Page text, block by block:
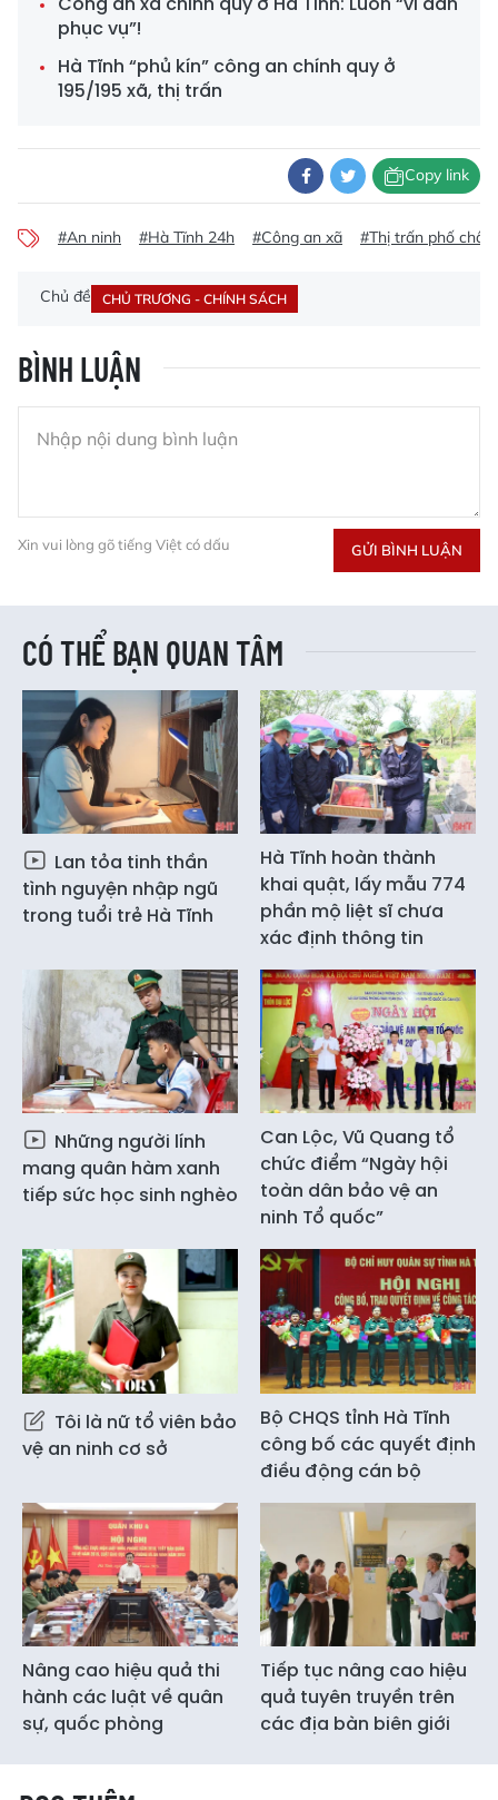
phục vụ”!
Hà Tĩnh “phủ kín” công an chính quy ở
195/195 xã, thị trấn
Copy link
#An ninh #Hà Tĩnh 24h #Công an xã #Thị trấn phố châu
Chủ đề CHỦ TRƯƠNG - CHÍNH SÁCH
BÌNH LUẬN
Xin vui lòng gõ tiếng Việt có dấu GỬI BÌNH LUẬN
CÓ THỂ BẠN QUAN TÂM
Lan tỏa tinh thần
tình nguyện nhập ngũ
trong tuổi trẻ Hà Tĩnh
Hà Tĩnh hoàn thành
khai quật, lấy mẫu 774
phần mộ liệt sĩ chưa
xác định thông tin
Những người lính
mang quân hàm xanh
tiếp sức học sinh nghèo
Can Lộc, Vũ Quang tổ
chức điểm “Ngày hội
toàn dân bảo vệ an
ninh Tổ quốc”
Tôi là nữ tổ viên bảo
vệ an ninh cơ sở
Bộ CHQS tỉnh Hà Tĩnh
công bố các quyết định
điều động cán bộ
Nâng cao hiệu quả thi
hành các luật về quân
sự, quốc phòng
Tiếp tục nâng cao hiệu
quả tuyên truyền trên
các địa bàn biên giới